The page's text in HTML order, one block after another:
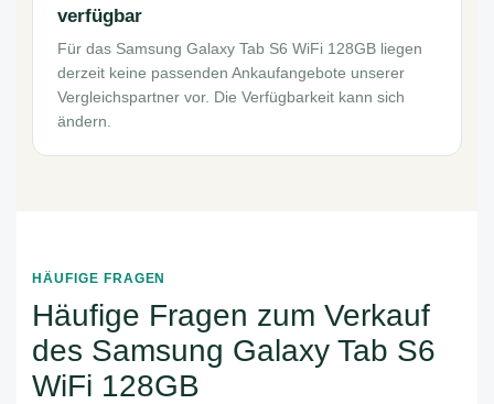
verfügbar
Für das Samsung Galaxy Tab S6 WiFi 128GB liegen
derzeit keine passenden Ankaufangebote unserer
Vergleichspartner vor. Die Verfügbarkeit kann sich
ändern.
HÄUFIGE FRAGEN
Häufige Fragen zum Verkauf
des Samsung Galaxy Tab S6
WiFi 128GB